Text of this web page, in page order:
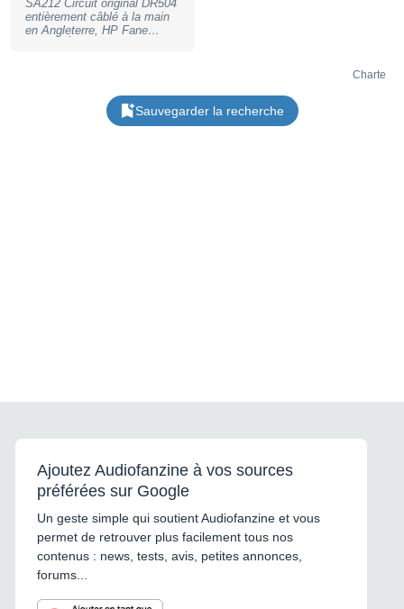
SA212 Circuit original DR504
entièrement câblé à la main
en Angleterre, HP Fane
ou dans les départements
Charte
Sauvegarder la recherche
Ajoutez Audiofanzine à vos sources
préférées sur Google
Un geste simple qui soutient Audiofanzine et vous
permet de retrouver plus facilement tous nos
contenus : news, tests, avis, petites annonces,
forums...